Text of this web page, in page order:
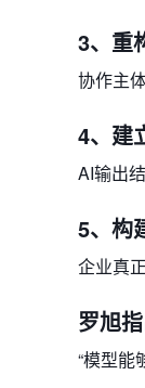
3、重
协作主
4、建
AI输出
5、构
企业真
罗旭指
“模型能